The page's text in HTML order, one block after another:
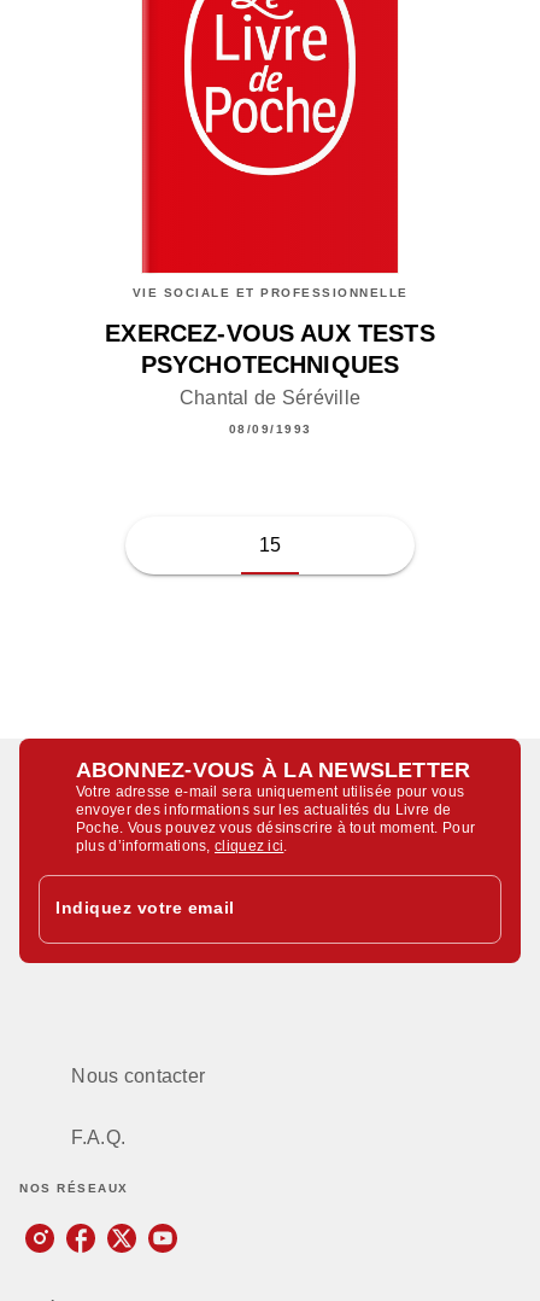
VIE SOCIALE ET PROFESSIONNELLE
EXERCEZ-VOUS AUX TESTS
PSYCHOTECHNIQUES
Chantal de Séréville
08/09/1993
15
ABONNEZ-VOUS À LA NEWSLETTER
Votre adresse e-mail sera uniquement utilisée pour vous
envoyer des informations sur les actualités du Livre de
Poche. Vous pouvez vous désinscrire à tout moment. Pour
plus d’informations,cliquez ici.
Indiquez votre email
Nous contacter
F.A.Q.
NOS RÉSEAUX